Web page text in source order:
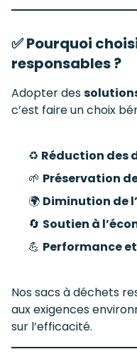
✅ Pourquoi
responsables ?
Adopter des
c’est faire un choix
♻️ Réduction des
🌱 Préservation
🌍 Diminution de
🔄 Soutien à
💪 Performance
Nos sacs à déchets
aux exigences
sur l’efficacité.